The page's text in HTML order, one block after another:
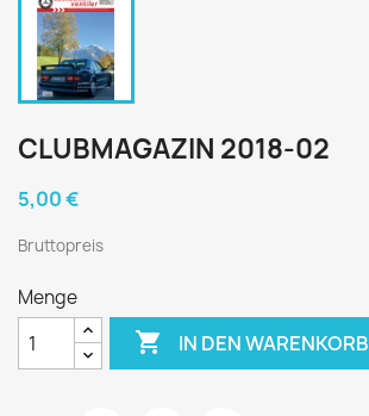
CLUBMAGAZIN 2018-02
5,00 €
Bruttopreis
Menge
 IN DEN WARENKORB